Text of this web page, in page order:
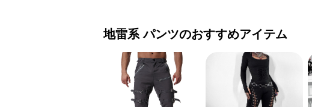
地雷系 パンツのおすすめアイテム